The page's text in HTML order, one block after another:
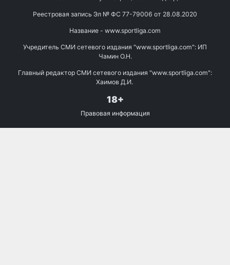
Реестровая запись Эл № ФС 77-79006 от 28.08.2020
Название - www.sportliga.com
Учредитель СМИ сетевого издания "www.sportliga.com": ИП
Чамин О.Н.
Главный редактор СМИ сетевого издания "www.sportliga.com":
Хаимов Д.И.
18+
Правовая информация